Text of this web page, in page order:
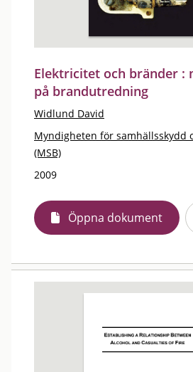
Elektricitet och bränder :
på brandutredning
Widlund David
Myndigheten för samhällsskydd
(MSB)
2009
Öppna dokument